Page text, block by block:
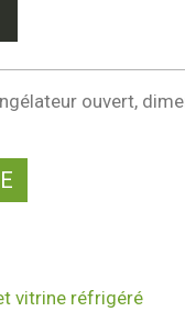
ouvert,
vitrine réfrigéré